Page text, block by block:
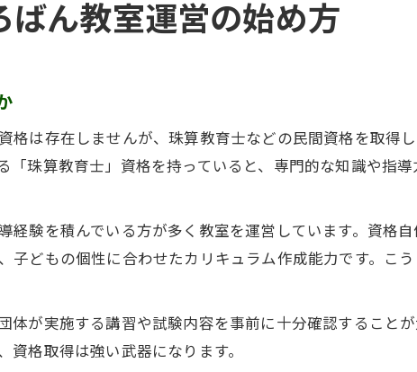
ん教室運営の始め方
格は存在しませんが、珠算教育士などの民間資格を取得
「珠算教育士」資格を持っていると、専門的な知識や指
経験を積んでいる方が多く教室を運営しています。資格
子どもの個性に合わせたカリキュラム作成能力です。こ
体が実施する講習や試験内容を事前に十分確認すること
格取得は強い武器になります。